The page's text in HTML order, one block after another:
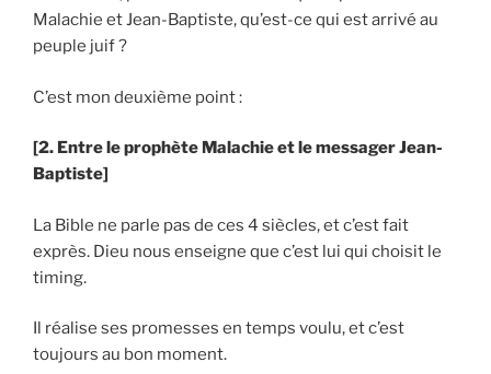
Malachie et Jean-Baptiste, qu’est-ce qui est arrivé au
peuple juif ?
C’est mon deuxième point :
[2. Entre le prophète Malachie et le messager Jean-
Baptiste]
La Bible ne parle pas de ces 4 siècles, et c’est fait
exprès. Dieu nous enseigne que c’est lui qui choisit le
timing.
Il réalise ses promesses en temps voulu, et c’est
toujours au bon moment.